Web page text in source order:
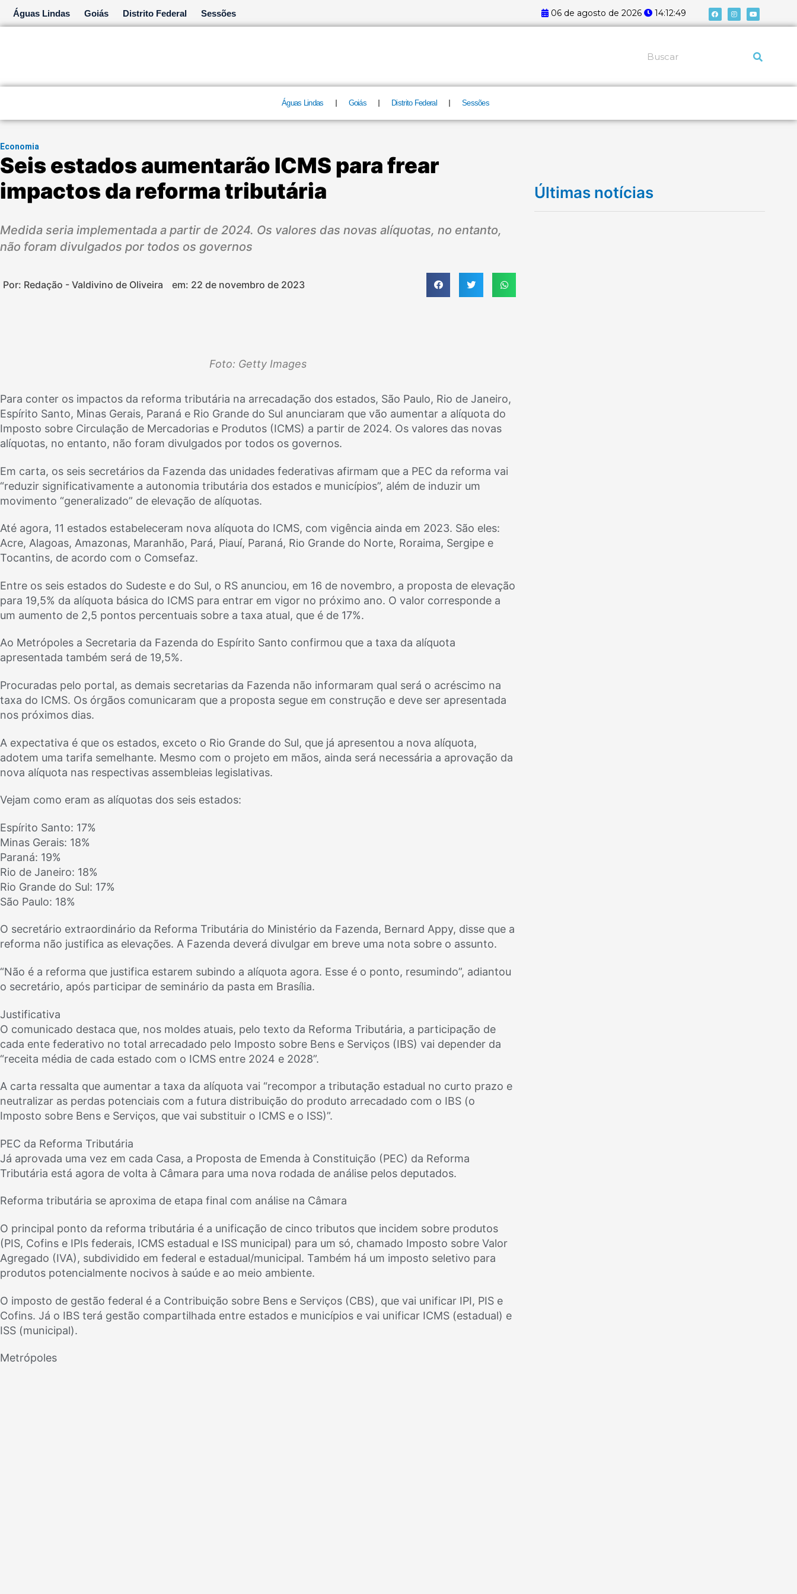
para
Águas Lindas Goiás Distrito Federal Sessões 06 de agosto de 2026 14:12:50 F
a
c
e
I
n
s
t
Y
o
u
t
Pesquisar
Águas Lindas Goiás Distrito Federal Sessões
Economia
Seis estados aumentarão ICMS para frear
impactos da reforma tributária
Medida seria implementada a partir de 2024. Os valores das novas alíquotas, no entanto,
não foram divulgados por todos os governos
Por: Redação - Valdivino de Oliveira em: 22 de novembro de 2023
Foto: Getty Images
Para conter os impactos da reforma tributária na arrecadação dos estados, São Paulo, Rio de Janeiro,
Espírito Santo, Minas Gerais, Paraná e Rio Grande do Sul anunciaram que vão aumentar a alíquota do
Imposto sobre Circulação de Mercadorias e Produtos (ICMS) a partir de 2024. Os valores das novas
alíquotas, no entanto, não foram divulgados por todos os governos.
Em carta, os seis secretários da Fazenda das unidades federativas afirmam que a PEC da reforma vai
“reduzir significativamente a autonomia tributária dos estados e municípios”, além de induzir um
movimento “generalizado” de elevação de alíquotas.
Até agora, 11 estados estabeleceram nova alíquota do ICMS, com vigência ainda em 2023. São eles:
Acre, Alagoas, Amazonas, Maranhão, Pará, Piauí, Paraná, Rio Grande do Norte, Roraima, Sergipe e
Tocantins, de acordo com o Comsefaz.
Entre os seis estados do Sudeste e do Sul, o RS anunciou, em 16 de novembro, a proposta de elevação
para 19,5% da alíquota básica do ICMS para entrar em vigor no próximo ano. O valor corresponde a
um aumento de 2,5 pontos percentuais sobre a taxa atual, que é de 17%.
Ao Metrópoles a Secretaria da Fazenda do Espírito Santo confirmou que a taxa da alíquota
apresentada também será de 19,5%.
Procuradas pelo portal, as demais secretarias da Fazenda não informaram qual será o acréscimo na
taxa do ICMS. Os órgãos comunicaram que a proposta segue em construção e deve ser apresentada
nos próximos dias.
A expectativa é que os estados, exceto o Rio Grande do Sul, que já apresentou a nova alíquota,
adotem uma tarifa semelhante. Mesmo com o projeto em mãos, ainda será necessária a aprovação da
nova alíquota nas respectivas assembleias legislativas.
Vejam como eram as alíquotas dos seis estados:
Espírito Santo: 17%
Minas Gerais: 18%
Paraná: 19%
Rio de Janeiro: 18%
Rio Grande do Sul: 17%
São Paulo: 18%
O secretário extraordinário da Reforma Tributária do Ministério da Fazenda, Bernard Appy, disse que a
reforma não justifica as elevações. A Fazenda deverá divulgar em breve uma nota sobre o assunto.
“Não é a reforma que justifica estarem subindo a alíquota agora. Esse é o ponto, resumindo”, adiantou
o secretário, após participar de seminário da pasta em Brasília.
Justificativa
O comunicado destaca que, nos moldes atuais, pelo texto da Reforma Tributária, a participação de
cada ente federativo no total arrecadado pelo Imposto sobre Bens e Serviços (IBS) vai depender da
“receita média de cada estado com o ICMS entre 2024 e 2028”.
A carta ressalta que aumentar a taxa da alíquota vai “recompor a tributação estadual no curto prazo e
neutralizar as perdas potenciais com a futura distribuição do produto arrecadado com o IBS (o
Imposto sobre Bens e Serviços, que vai substituir o ICMS e o ISS)”.
PEC da Reforma Tributária
Já aprovada uma vez em cada Casa, a Proposta de Emenda à Constituição (PEC) da Reforma
Tributária está agora de volta à Câmara para uma nova rodada de análise pelos deputados.
Reforma tributária se aproxima de etapa final com análise na Câmara
O principal ponto da reforma tributária é a unificação de cinco tributos que incidem sobre produtos
(PIS, Cofins e IPIs federais, ICMS estadual e ISS municipal) para um só, chamado Imposto sobre Valor
Agregado (IVA), subdividido em federal e estadual/municipal. Também há um imposto seletivo para
produtos potencialmente nocivos à saúde e ao meio ambiente.
O imposto de gestão federal é a Contribuição sobre Bens e Serviços (CBS), que vai unificar IPI, PIS e
Cofins. Já o IBS terá gestão compartilhada entre estados e municípios e vai unificar ICMS (estadual) e
ISS (municipal).
Metrópoles
Últimas notícias